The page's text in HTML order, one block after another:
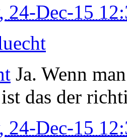
24-Dec-15
Ja. Wenn
das der
24-Dec-15